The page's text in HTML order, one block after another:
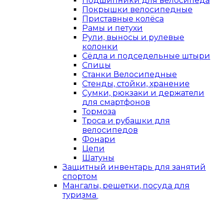
Покрышки велосипедные
Приставные колёса
Рамы и петухи
Рули, выносы и рулевые
колонки
Сёдла и подседельные штыри
Спицы
Станки Велосипедные
Стенды, стойки, хранение
Сумки, рюкзаки и держатели
для смартфонов
Тормоза
Троса и рубашки для
велосипедов
Фонари
Цепи
Шатуны
Защитный инвентарь для занятий
спортом
Мангалы, решетки, посуда для
туризма